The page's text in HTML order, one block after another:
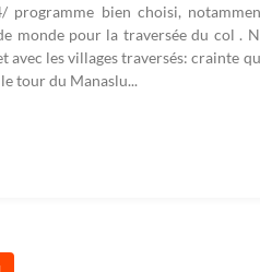
programme bien choisi,
monde pour la traversée du col .
les villages traversés: crainte
tour du Manaslu...